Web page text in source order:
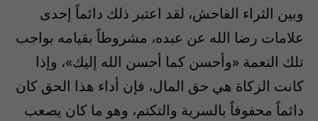
وبين الثراء الفاحش، لقد اعتبر ذلك دائماً إحدى
علامات رضا الله عن عبده، مشروطاً بقيامه بواجب
تلك النعمة «وأحسن كما أحسن الله إليك»، وإذا
كانت الزكاة هي حق المال، فإن أداء هذا الحق كان
دائماً محفوفاً بالسرية والتكتم، وهو ما كان يصعب